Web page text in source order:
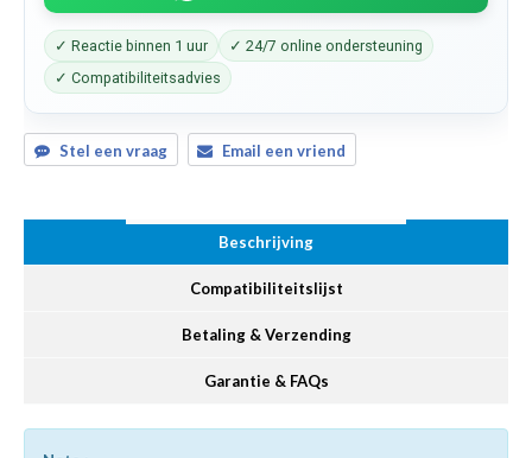
✓ Reactie binnen 1 uur
✓ 24/7 online ondersteuning
✓ Compatibiliteitsadvies
Stel een vraag Email een vriend
Beschrijving
Compatibiliteitslijst
Betaling & Verzending
Garantie & FAQs